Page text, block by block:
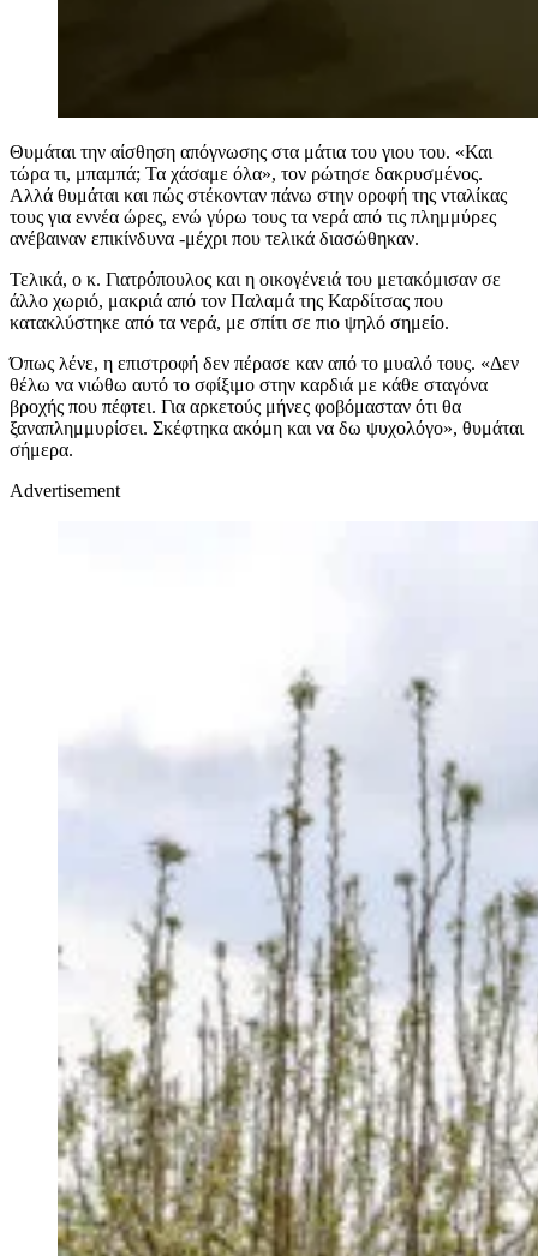
Θυμάται την αίσθηση απόγνωσης στα μάτια του γιου του. «Και
τώρα τι, μπαμπά; Τα χάσαμε όλα», τον ρώτησε δακρυσμένος.
Αλλά θυμάται και πώς στέκονταν πάνω στην οροφή της νταλίκας
τους για εννέα ώρες, ενώ γύρω τους τα νερά από τις πλημμύρες
ανέβαιναν επικίνδυνα -μέχρι που τελικά διασώθηκαν.
Τελικά, ο κ. Γιατρόπουλος και η οικογένειά του μετακόμισαν σε
άλλο χωριό, μακριά από τον Παλαμά της Καρδίτσας που
κατακλύστηκε από τα νερά, με σπίτι σε πιο ψηλό σημείο.
Όπως λένε, η επιστροφή δεν πέρασε καν από το μυαλό τους. «Δεν
θέλω να νιώθω αυτό το σφίξιμο στην καρδιά με κάθε σταγόνα
βροχής που πέφτει. Για αρκετούς μήνες φοβόμασταν ότι θα
ξαναπλημμυρίσει. Σκέφτηκα ακόμη και να δω ψυχολόγο», θυμάται
σήμερα.
Advertisement